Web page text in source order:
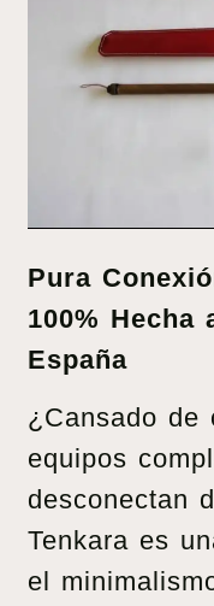
Pura
100% Hecha
España
¿Cansado de
equipos
desconectan
Tenkara es
el